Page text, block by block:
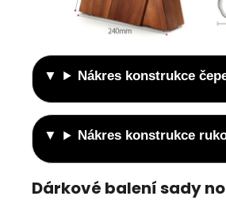
Nákres konstrukce
Nákres konstrukce
Dárkové balení sady